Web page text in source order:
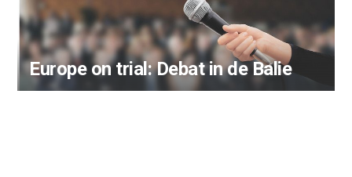
Europe on trial: Debat in de Balie